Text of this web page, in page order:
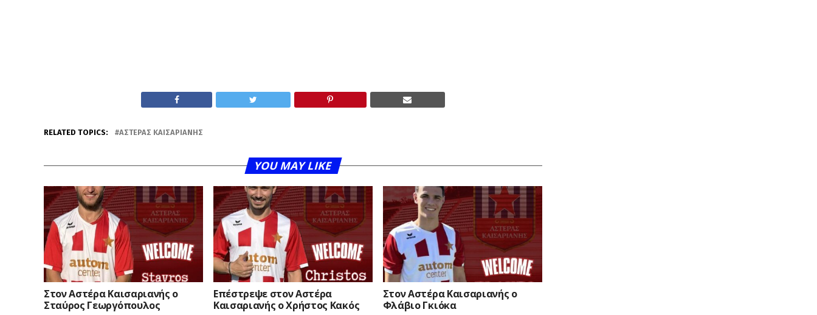
RELATED TOPICS: ΑΣΤΈΡΑΣ ΚΑΙΣΑΡΙΑΝΉΣ
YOU MAY LIKE
Στον Αστέρα Καισαριανής ο
Σταύρος Γεωργόπουλος
Επέστρεψε στον Αστέρα
Καισαριανής ο Χρήστος Κακός
Στον Αστέρα Καισαριανής ο
Φλάβιο Γκιόκα